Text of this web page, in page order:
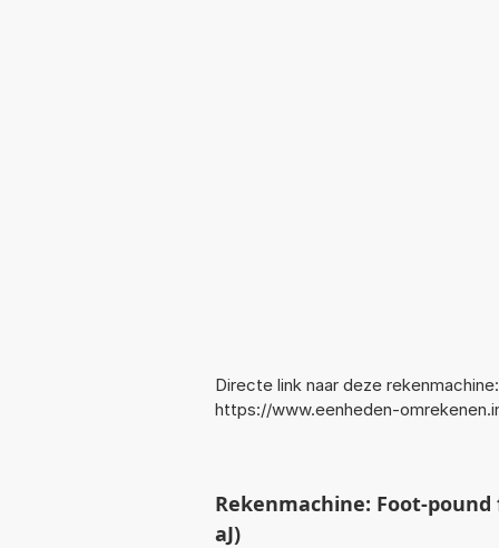
Directe link naar deze rekenmachine:
https://www.eenheden-
Rekenmachine: Foot-
aJ)